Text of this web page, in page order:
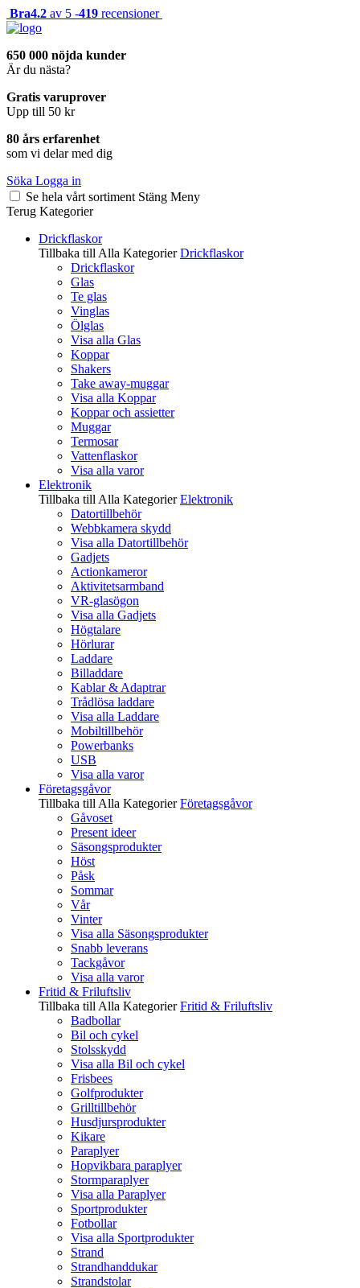
Bra4.2 av 5 -419 recensioner
650 000 nöjda kunder
Är du nästa?
Gratis varuprover
Upp till 50 kr
80 års erfarenhet
som vi delar med dig
Söka Logga in
Se hela vårt sortiment Stäng Meny
Terug Kategorier
Drickflaskor
Tillbaka till Alla Kategorier Drickflaskor
Drickflaskor
Glas
Te glas
Vinglas
Ölglas
Visa alla Glas
Koppar
Shakers
Take away-muggar
Visa alla Koppar
Koppar och assietter
Muggar
Termosar
Vattenflaskor
Visa alla varor
Elektronik
Tillbaka till Alla Kategorier Elektronik
Datortillbehör
Webbkamera skydd
Visa alla Datortillbehör
Gadjets
Actionkameror
Aktivitetsarmband
VR-glasögon
Visa alla Gadjets
Högtalare
Hörlurar
Laddare
Billaddare
Kablar & Adaptrar
Trådlösa laddare
Visa alla Laddare
Mobiltillbehör
Powerbanks
USB
Visa alla varor
Företagsgåvor
Tillbaka till Alla Kategorier Företagsgåvor
Gåvoset
Present ideer
Säsongsprodukter
Höst
Påsk
Sommar
Vår
Vinter
Visa alla Säsongsprodukter
Snabb leverans
Tackgåvor
Visa alla varor
Fritid & Friluftsliv
Tillbaka till Alla Kategorier Fritid & Friluftsliv
Badbollar
Bil och cykel
Stolsskydd
Visa alla Bil och cykel
Frisbees
Golfprodukter
Grilltillbehör
Husdjursprodukter
Kikare
Paraplyer
Hopvikbara paraplyer
Stormparaplyer
Visa alla Paraplyer
Sportprodukter
Fotbollar
Visa alla Sportprodukter
Strand
Strandhanddukar
Strandstolar